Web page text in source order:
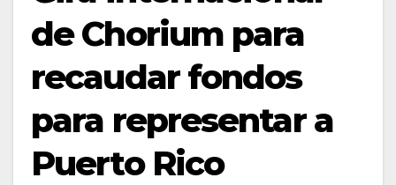
de Chorium para
recaudar fondos
para representar a
Puerto Rico